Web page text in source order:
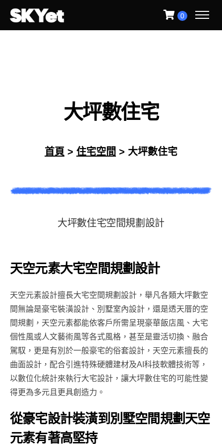
0
大坪數住宅
首頁 > 住宅空間 > 大坪數住宅
大坪數住宅空間規劃 設計
天空元素大宅空間規劃設計
天空元素設計擅長大宅空間規劃設計，舉凡各類大坪數空
間無論是豪宅裝潢設計、別墅室內設計，還是透天厝的空
間規劃，天空元素都能依客戶所需呈現豪華飯店風、大宅
個性風或人文藝術風等各式風格，甚至是靈活切換、融合
駕馭，更是有別於一般豪宅的俗套設計，天空元素擅長的
曲面設計，配合引進特殊硬體建材及AI科技軟體技術等，
以數位化統計來執行大宅設計，讓大坪數住宅的可能性變
得更為多元且更具創造力。
從豪宅設計裝潢到別墅空間規劃天空
元素有著高堅持